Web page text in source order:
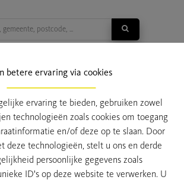
betere ervaring via cookies
ervaring te bieden, gebruiken zowel
technologieën zoals cookies om toegang
en/of deze op te slaan. Door
deze technologieën, stelt u ons en derde
persoonlijke gegevens zoals
ID's op deze website te verwerken. U